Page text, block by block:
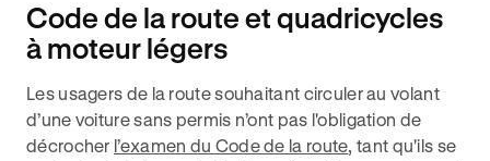
Code de la route et quadricycles
à moteur légers
Les usagers de la route souhaitant circuler au volant
d’une voiture sans permis n’ont pas l'obligation de
décrocher l’examen du Code de la route, tant qu'ils se